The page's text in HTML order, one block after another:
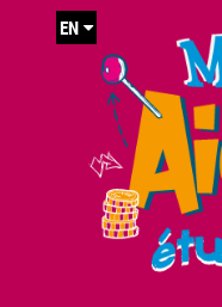
EN